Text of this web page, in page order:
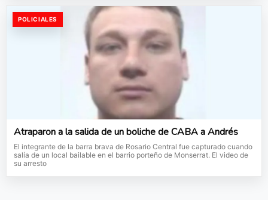
POLICIALES
Atraparon a la salida de un boliche de CABA a Andrés
El integrante de la barra brava de Rosario Central fue capturado cuando
salía de un local bailable en el barrio porteño de Monserrat. El video de
su arresto